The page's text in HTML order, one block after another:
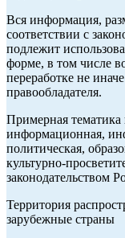
Вся информация,
соответствии с
подлежит
форме, в том числе
переработке не
правообладателя.
Примерная
информационная,
политическая,
культурно-
законодательством
Территория
зарубежные страны